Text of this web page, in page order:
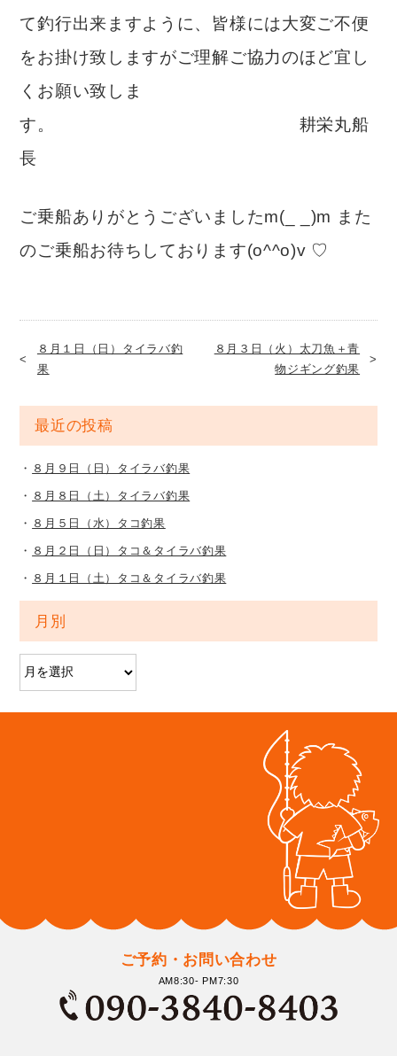
て釣行出来ますように、皆様には大変ご不便
をお掛け致しますがご理解ご協力のほど宜し
くお願い致しま
す。 耕栄丸船
長
ご乗船ありがとうございましたm(_ _)m また
のご乗船お待ちしております(o^^o)v ♡
８月１日（日）タイラバ釣
果
８月３日（火）太刀魚＋青
物ジギング釣果
最近の投稿
８月９日（日）タイラバ釣果
８月８日（土）タイラバ釣果
８月５日（水）タコ釣果
８月２日（日）タコ＆タイラバ釣果
８月１日（土）タコ＆タイラバ釣果
月別
ご予約・お問い合わせ
AM8:30- PM7:30